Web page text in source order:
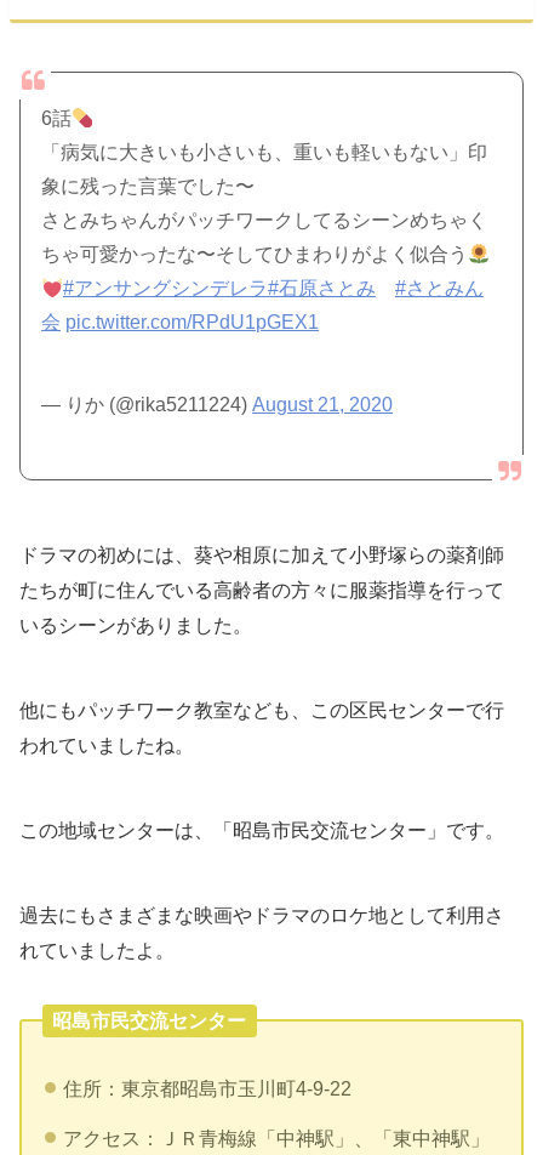
6話
「病気に大きいも小さいも、重いも軽いもない」印
象に残った言葉でした〜
さとみちゃんがパッチワークしてるシーンめちゃく
ちゃ可愛かったな〜そしてひまわりがよく似合う
#アンサングシンデレラ#石原さとみ
#さとみん
会 pic.twitter.com/RPdU1pGEX1
— りか (@rika5211224)August 21, 2020
ドラマの初めには、葵や相原に加えて小野塚らの薬剤師
たちが町に住んでいる高齢者の方々に服薬指導を行って
いるシーンがありました。
他にもパッチワーク教室なども、この区民センターで行
われていましたね。
この地域センターは、「昭島市民交流センター」です。
過去にもさまざまな映画やドラマのロケ地として利用さ
れていましたよ。
昭島市民交流センター
住所：東京都昭島市玉川町4-9-22
アクセス：ＪＲ青梅線「中神駅」、「東中神駅」